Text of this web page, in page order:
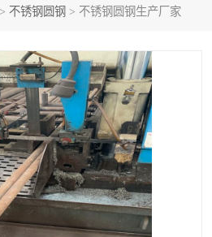
> 不锈钢圆钢 > 不锈钢圆钢生产厂家
不锈钢加工
不锈钢工业方管
不锈钢法兰
不锈钢槽钢